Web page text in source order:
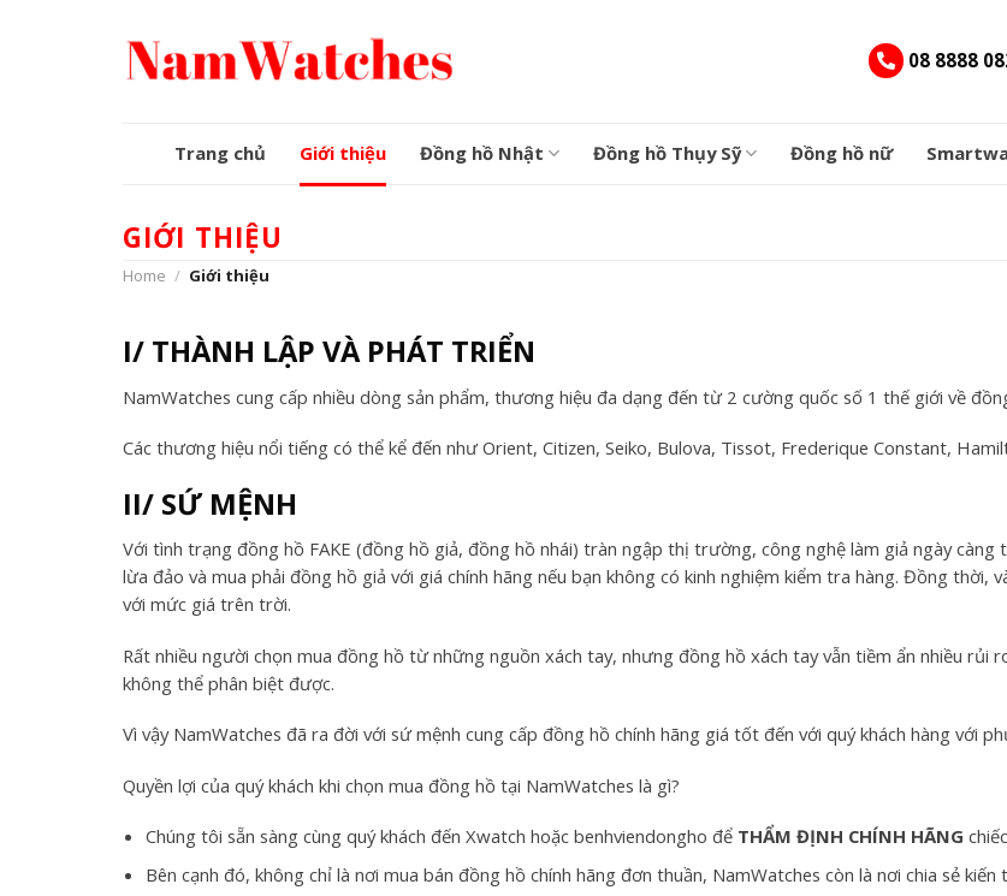
08 8888
Trang chủ Giới thiệu Đồng hồ Nhật Đồng hồ Thụy Sỹ Đồng hồ nữ
GIỚI THIỆU
Home / Giới thiệu
I/ THÀNH LẬP VÀ PHÁT TRIỂN
NamWatches cung cấp nhiều dòng sản phẩm, thương hiệu đa dạng đến từ 2 cường quốc số 1 thế giới về
Các thương hiệu nổi tiếng có thể kể đến như Orient, Citizen, Seiko, Bulova, Tissot, Frederique Constant,
II/ SỨ MỆNH
Với tình trạng đồng hồ FAKE (đồng hồ giả, đồng hồ nhái) tràn ngập thị trường, công nghệ làm giả ngày
lừa đảo và mua phải đồng hồ giả với giá chính hãng nếu bạn không có kinh nghiệm kiểm tra hàng. Đồng thời,
với mức giá trên trời.
Rất nhiều người chọn mua đồng hồ từ những nguồn xách tay, nhưng đồng hồ xách tay vẫn tiềm ẩn nhiều rủi
không thể phân biệt được.
Vì vậy NamWatches đã ra đời với sứ mệnh cung cấp đồng hồ chính hãng giá tốt đến với quý khách hàng với
Quyền lợi của quý khách khi chọn mua đồng hồ tại NamWatches là gì?
Chúng tôi sẵn sàng cùng quý khách đến Xwatch hoặc benhviendongho để THẨM ĐỊNH CHÍNH HÃNG
Bên cạnh đó, không chỉ là nơi mua bán đồng hồ chính hãng đơn thuần, NamWatches còn là nơi chia sẻ